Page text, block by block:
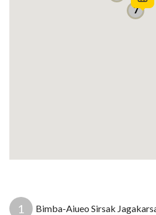
* Hanya 5 menit menuju akses tol
tersambung dengan tol JORR 2
7
1 Bimba-Aiueo Sirsak